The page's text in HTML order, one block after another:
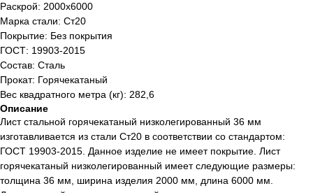
Раскрой: 2000х6000
Марка стали: Ст20
Покрытие: Без покрытия
ГОСТ: 19903-2015
Состав: Сталь
Прокат: Горячекатаный
Вес квадратного метра (кг): 282,6
Описание
Лист стальной горячекатаный низколегированный 36 мм
изготавливается из стали Ст20 в соответствии со стандартом:
ГОСТ 19903-2015. Данное изделие не имеет покрытие. Лист
горячекатаный низколегированный имеет следующие размеры:
толщина 36 мм, ширина изделия 2000 мм, длина 6000 мм.